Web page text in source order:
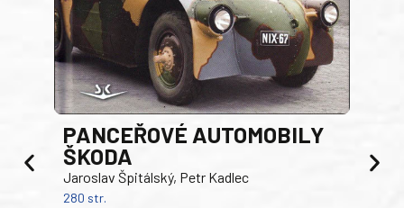
PANCEŘOVÉ AUTOMOBILY
ŠKODA
Jaroslav Špitálský, Petr Kadlec
280 str.